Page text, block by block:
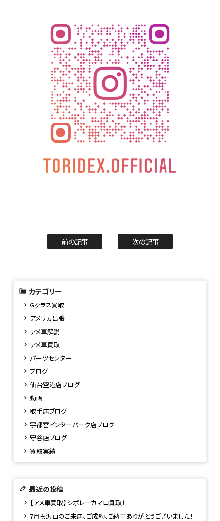
前の記事 次の記事
カテゴリー
Gクラス買取
アメリカ出張
アメ車解説
アメ車買取
パーツセンター
ブログ
仙台空港店ブログ
動画
取手店ブログ
宇都宮インターパーク店ブログ
守谷店ブログ
買取実績
最近の投稿
【アメ車買取】シボレーカマロ買取！
7月も沢山のご来店、ご成約、ご納車ありがとうございました！